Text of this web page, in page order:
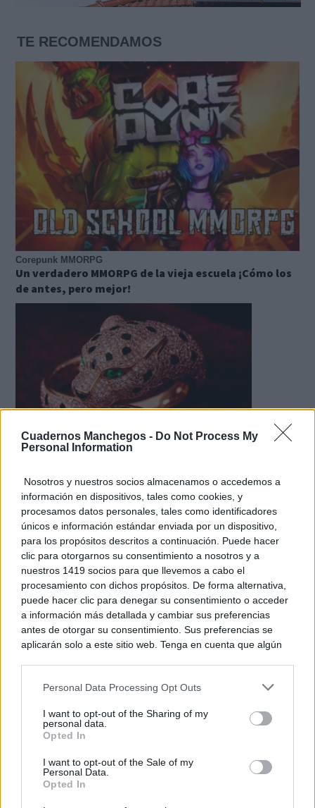
Cuadernos Manchegos - Do Not Process My
Personal Information
Nosotros y nuestros socios almacenamos o accedemos a
información en dispositivos, tales como cookies, y
procesamos datos personales, tales como identificadores
únicos e información estándar enviada por un dispositivo,
para los propósitos descritos a continuación. Puede hacer
clic para otorgarnos su consentimiento a nosotros y a
nuestros 1419 socios para que llevemos a cabo el
procesamiento con dichos propósitos. De forma alternativa,
puede hacer clic para denegar su consentimiento o acceder
a información más detallada y cambiar sus preferencias
antes de otorgar su consentimiento. Sus preferencias se
aplicarán solo a este sitio web. Tenga en cuenta que algún
rechazar tal procesamiento. Puede cambiar sus preferencias
a este sitio y haciendo clic en el botón "Privacidad" en la
parte inferior de la página web.
Please note that this website/app uses one or more Google
services and may gather and store information including but
not limited to your visit or usage behaviour. You may click to
Personal Data Processing Opt Outs
I want to opt-out of the Sharing of my
personal data.
Opted In
I want to opt-out of the Sale of my
Personal Data.
Opted In
TE RECOMENDAMOS
Corepunk MMORPG
Un verdadero MMORPG de la vieja escuela ¡Cómo los
de antes, pero mejor!
Una joya para mujeres que no piden permiso
Así será tu día a día en 2026